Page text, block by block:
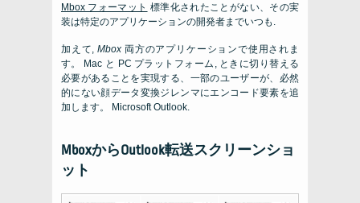
Mbox フォーマット 標準化されたことがない、その実
装は特定のアプリケーションの開発者までいつも.
加えて,Mbox 両方のアプリケーションで使用されま
す。
Mac と PC プラットフォーム, ときに切り替える
必要があることを実現する、一部のユーザーが、必然
的にない顔データ変換ジレンマにエンコード要素を追
加します。
Microsoft Outlook.
MboxからOutlook転送スクリーンショ
ット